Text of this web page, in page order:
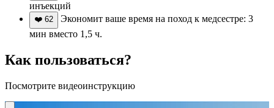
инъекций
❤️ 62
Экономит ваше время на поход к медсестре: 3
мин вместо 1,5 ч.
Как пользоваться?
Посмотрите видеоинструкцию